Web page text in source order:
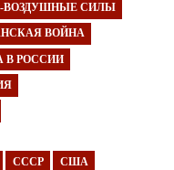
ВОЗДУШНЫЕ СИЛЫ
ВОЙНА
В РОССИИ
СССР США